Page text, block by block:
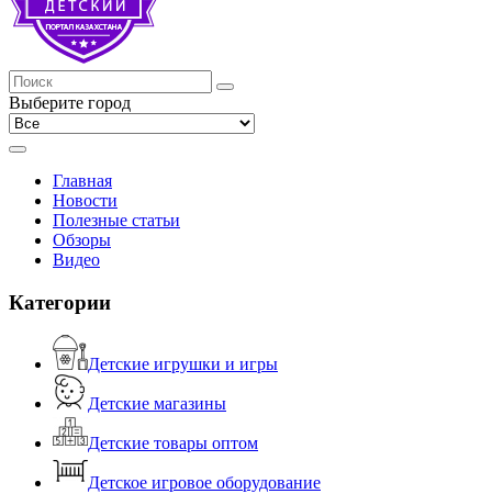
Выберите город
Главная
Новости
Полезные статьи
Обзоры
Видео
Категории
Детские игрушки и игры
Детские магазины
Детские товары оптом
Детское игровое оборудование